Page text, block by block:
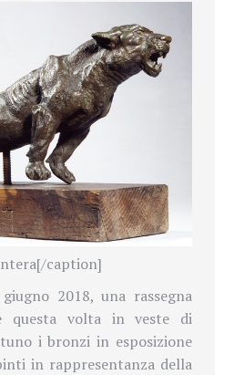
caption]
2018, una rassegna
questa volta in veste di
i bronzi in esposizione
in rappresentanza della